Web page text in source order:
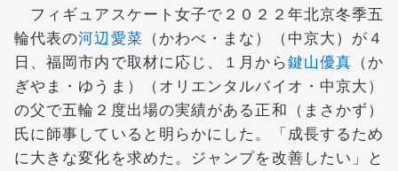
フィギュアスケート女子で２０２２年北京冬季五
輪代表の河辺愛菜 （かわべ・まな）（中京大）が４
日、福岡市内で取材に応じ、１月から鍵山優真 （か
ぎやま・ゆうま）（オリエンタルバイオ・中京大）
の父で五輪２度出場の実績がある正和（まさかず）
氏に師事していると明らかにした。「成長するため
に大きな変化を求めた。ジャンプを改善したい」と